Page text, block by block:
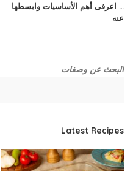
… اعرفى أهم الأساسيات وابسطها
عنه
البحث عن وصفات
Latest Recipes